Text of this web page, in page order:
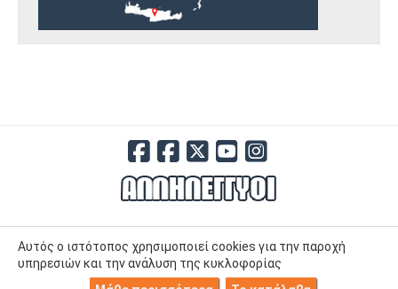
Αυτός ο ιστότοπος χρησιμοποιεί cookies για την παροχή
υπηρεσιών και την ανάλυση της κυκλοφορίας